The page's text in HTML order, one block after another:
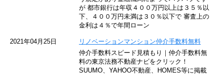
東京臨海高速鉄道
東急世田谷線
が 都市銀行は年収４００万円以上は３５％以
下、４００万円未満は３０％以下で 審査上の
金利は４％で年間ローン
2021年04月25日
リノベーションマンション仲介手数料無料
仲介手数料スピード見積もり｜仲介手数料無
料の東京法務不動産ナビをクリック！
SUUMO、YAHOO不動産、HOMES等に掲載